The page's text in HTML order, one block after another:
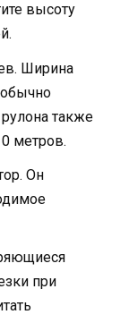
высоту
Ширина
также
метров.
Он
при